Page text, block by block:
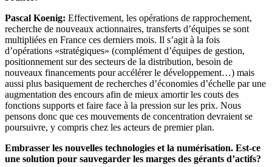
Pascal Koenig: Effectivement, les opérations de rapprochement,
recherche de nouveaux actionnaires, transferts d’équipes se sont
multipliées en France ces derniers mois. Il s’agit à la fois
d’opérations «stratégiques» (complément d’équipes de gestion,
positionnement sur des secteurs de la distribution, besoin de
nouveaux financements pour accélérer le développement…) mais
aussi plus basiquement de recherches d’économies d’échelle par une
augmentation des encours afin de mieux amortir les couts des
fonctions supports et faire face à la pression sur les prix. Nous
pensons donc que ces mouvements de concentration devraient se
poursuivre, y compris chez les acteurs de premier plan.
Embrasser les nouvelles technologies et la numérisation. Est-ce
une solution pour sauvegarder les marges des gérants d’actifs?